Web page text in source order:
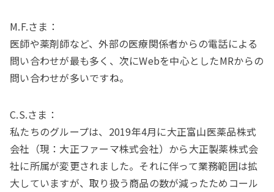
M.F.さま：
医師や薬剤師など、外部の医療関係者からの電話による
問い合わせが最も多く、次にWebを中心としたMRからの
問い合わせが多いですね。
C.S.さま：
私たちのグループは、2019年4月に大正富山医薬品株式
会社（現：大正ファーマ株式会社）から大正製薬株式会
社に所属が変更されました。それに伴って業務範囲は拡
大していますが、取り扱う商品の数が減ったためコール